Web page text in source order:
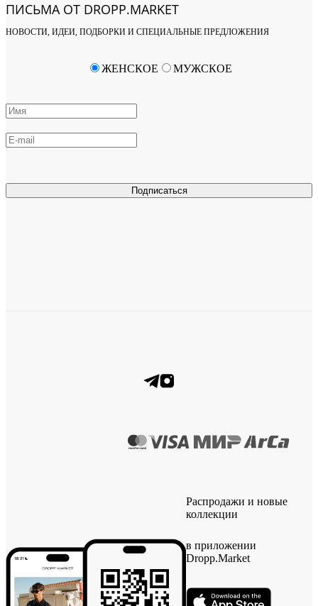
ПИСЬМА ОТ DROPP.MARKET
НОВОСТИ, ИДЕИ, ПОДБОРКИ И СПЕЦИАЛЬНЫЕ ПРЕДЛОЖЕНИЯ
Подписаться
ЖЕНСКОЕ МУЖСКОЕ
Распродажи и новые
коллекции
в приложении
Dropp.Market